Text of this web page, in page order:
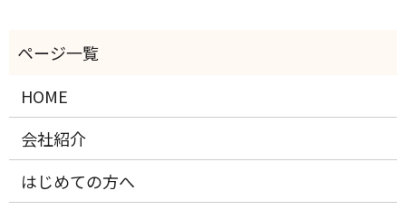
HOME
会社紹介
はじめての方へ